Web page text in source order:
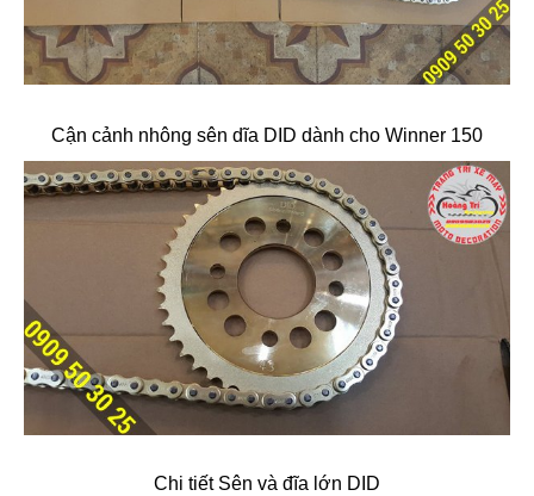
Cận cảnh nhông sên dĩa DID dành cho Winner 150
Chi tiết Sên và đĩa lớn DID